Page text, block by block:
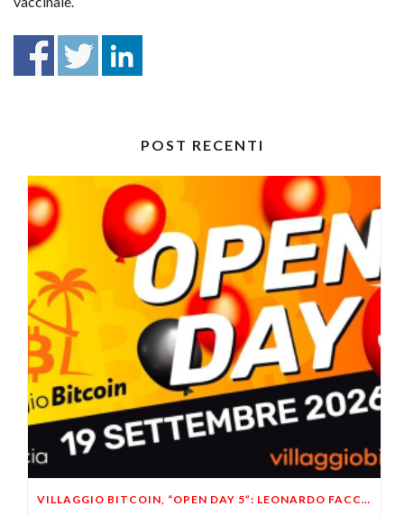
POST RECENTI
VILLAGGIO BITCOIN, “OPEN DAY 5”: LEONARDO FACCO OSPITE A BRESCIA